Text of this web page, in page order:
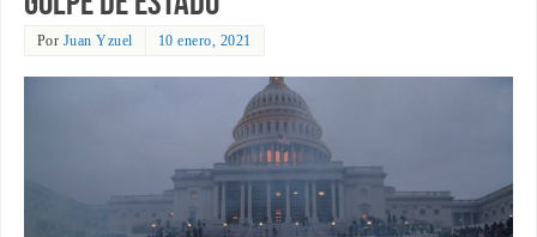
Por Juan Yzuel 10 enero, 2021